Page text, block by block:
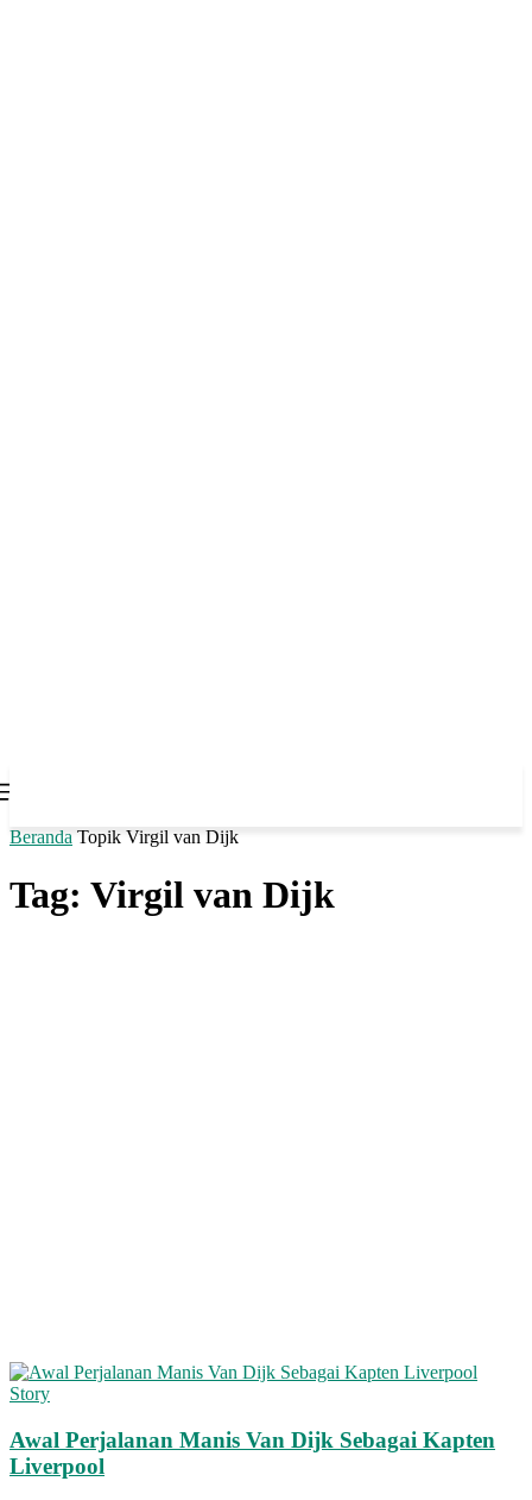
Beranda Topik Virgil van Dijk
Tag: Virgil van Dijk
Story
Awal Perjalanan Manis Van Dijk Sebagai Kapten
Liverpool